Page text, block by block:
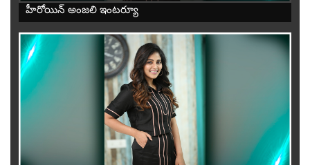
హీరోయిన్ అంజలి ఇంటర్యూ